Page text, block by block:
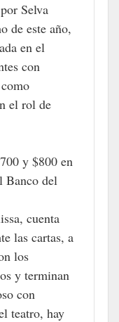
Selva
de este año,
en el
con
el rol de
y $800 en
Banco del
cuenta
las cartas, a
los
y terminan
con
teatro, hay